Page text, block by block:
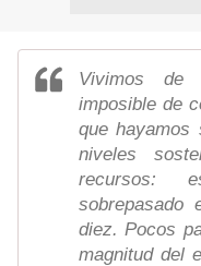
Vivimos de
imposible de
que hayamos
niveles
recursos:
diez. Pocos
magnitud del